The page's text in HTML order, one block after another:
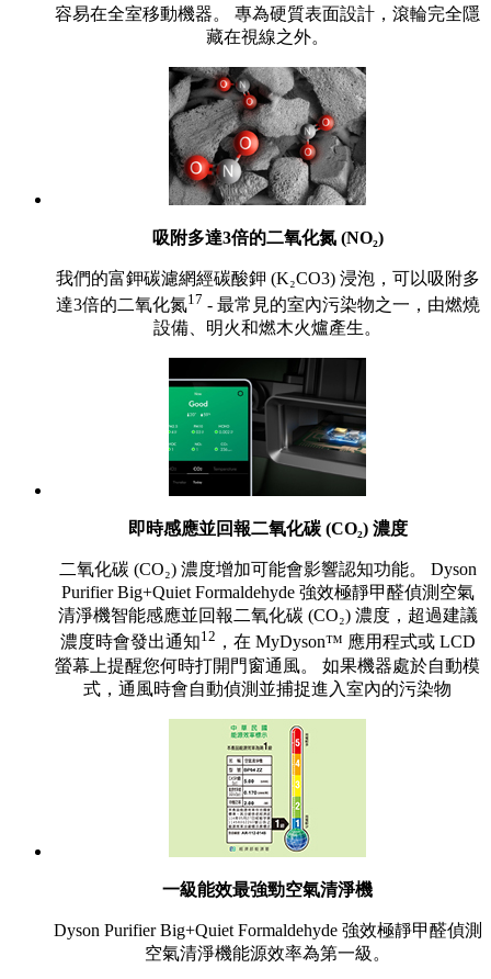
容易在全室移動機器。 專為硬質表面設計，滾輪完全隱
藏在視線之外。
吸附多達3倍的二氧化氮 (NO₂)
我們的富鉀碳濾網經碳酸鉀 (K₂CO3) 浸泡，可以吸附多
達3倍的二氧化氮17 - 最常見的室內污染物之一，由燃燒
設備、明火和燃木火爐產生。
即時感應並回報二氧化碳 (CO₂) 濃度
二氧化碳 (CO₂) 濃度增加可能會影響認知功能。 Dyson
Purifier Big+Quiet Formaldehyde 強效極靜甲醛偵測空氣
清淨機智能感應並回報二氧化碳 (CO₂) 濃度，超過建議
濃度時會發出通知12 ，在 MyDyson™ 應用程式或 LCD
螢幕上提醒您何時打開門窗通風。 如果機器處於自動模
式，通風時會自動偵測並捕捉進入室內的污染物
一級能效最強勁空氣清淨機
Dyson Purifier Big+Quiet Formaldehyde 強效極靜甲醛偵測
空氣清淨機能源效率為第一級。